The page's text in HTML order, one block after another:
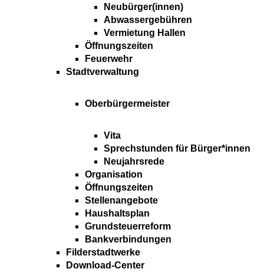
Neubürger(innen)
Abwassergebühren
Vermietung Hallen
Öffnungszeiten
Feuerwehr
Stadtverwaltung
Oberbürgermeister
Vita
Sprechstunden für Bürger*innen
Neujahrsrede
Organisation
Öffnungszeiten
Stellenangebote
Haushaltsplan
Grundsteuerreform
Bankverbindungen
Filderstadtwerke
Download-Center